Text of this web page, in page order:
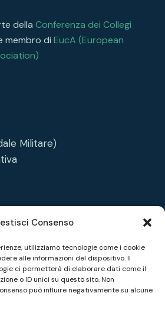
Consenso
utilizziamo tecnologie come i cookie
alle informazioni del dispositivo. Il
ci permetterà di elaborare dati come il
o ID unici su questo sito. Non
può influire negativamente su alcune
della Conferenza dei Collegi
membro di EucA (European
Militare)